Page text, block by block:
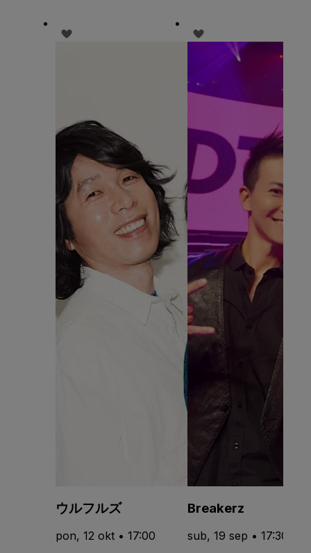
ウルフルズ
pon, 12 okt • 17:00
Breakerz
sub, 19 sep • 17:30